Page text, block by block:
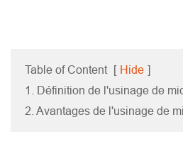
Table of Content [ Hide ]
1. Définition de l'usinage de
2. Avantages de l'usinage de